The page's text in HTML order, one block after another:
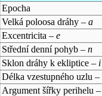
Epocha
Velká poloosa dráhy – a
Excentricita – e
Střední denní pohyb – n
Sklon dráhy k ekliptice – i
Délka vzestupného uzlu –
Argument šířky perihelu